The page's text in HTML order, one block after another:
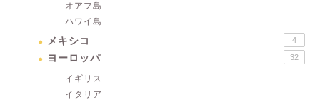
オアフ島
ハワイ島
メキシコ 4
ヨーロッパ 32
イギリス
イタリア